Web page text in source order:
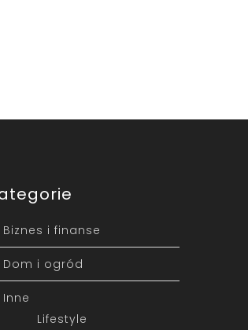
Biznes i finanse
Dom i ogród
Inne
Lifestyle